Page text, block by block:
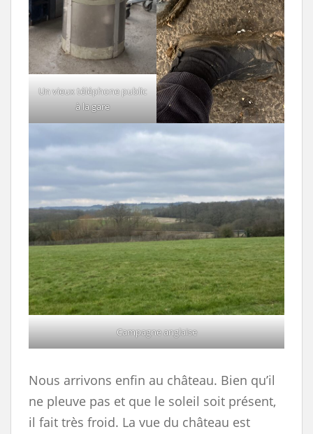
Un vieux téléphone public
à la gare
Campagne anglaise
Nous arrivons enfin au château. Bien qu’il
ne pleuve pas et que le soleil soit présent,
il fait très froid. La vue du château est